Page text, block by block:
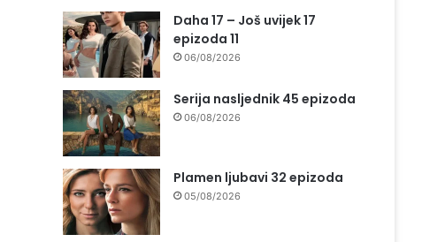
Daha 17 – Još uvijek 17
epizoda 11
06/08/2026
Serija nasljednik 45 epizoda
06/08/2026
Plamen ljubavi 32 epizoda
05/08/2026